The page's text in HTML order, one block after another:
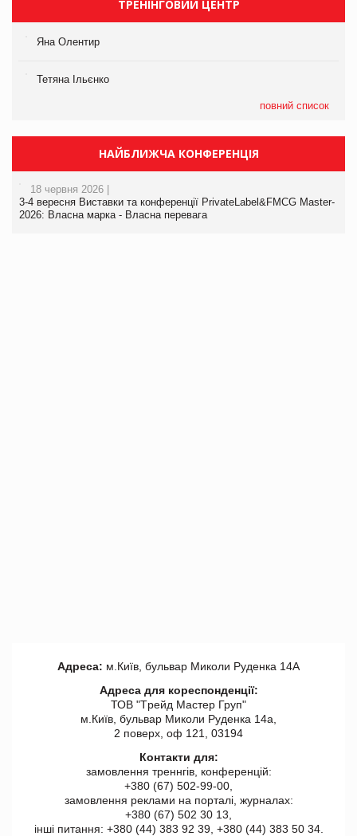
ТРЕНІНГОВИЙ ЦЕНТР
Яна Олентир
Тетяна Ільєнко
повний список
НАЙБЛИЖЧА КОНФЕРЕНЦІЯ
18 червня 2026 |
3-4 вересня Виставки та конференції PrivateLabel&FMCG Master-
2026: Власна марка - Власна перевага
Адреса: м.Київ, бульвар Миколи Руденка 14А
Адреса для кореспонденції:
ТОВ "Tрейд Мастер Груп"
м.Київ, бульвар Миколи Руденка 14а,
2 поверх, оф 121, 03194
Контакти для:
замовлення треннгів, конференцій:
+380 (67) 502-99-00,
замовлення реклами на порталі, журналах:
+380 (67) 502 30 13,
інші питання: +380 (44) 383 92 39, +380 (44) 383 50 34.